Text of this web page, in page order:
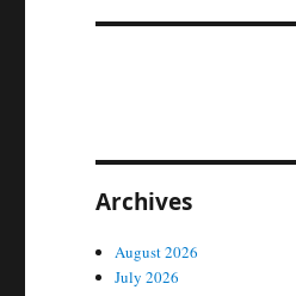
Archives
August 2026
July 2026